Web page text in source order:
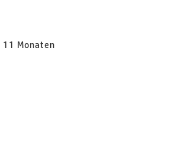
Monaten